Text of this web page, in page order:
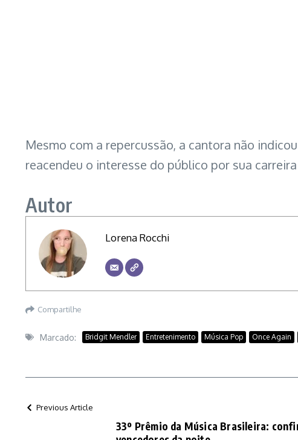
Mesmo com a repercussão, a cantora não
reacendeu o interesse do público por sua
Autor
Lorena Rocchi
Compartilhe
Marcado: Bridgit Mendler Entretenimento Música Pop Once Again
Previous Article
33º Prêmio da Música Brasileira: